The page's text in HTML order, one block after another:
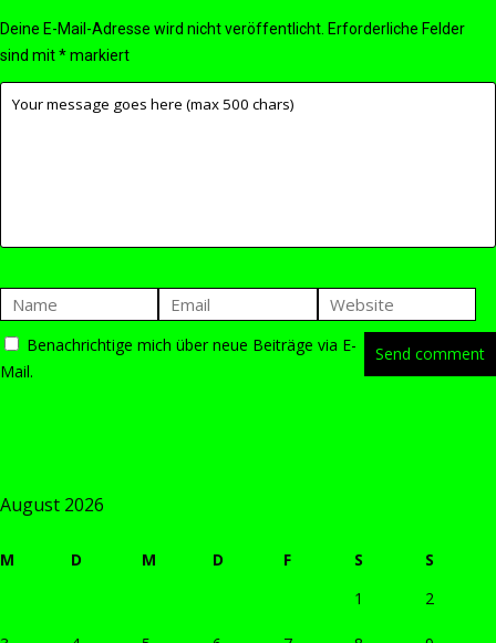
Deine E-Mail-Adresse wird nicht veröffentlicht. Erforderliche Felder
sind mit*markiert
Benachrichtige mich über neue Beiträge via E-
Mail.
August 2026
M D M D F S
S
1
2